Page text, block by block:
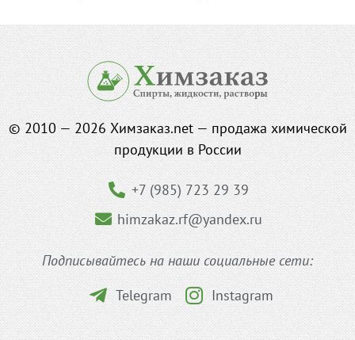
© 2010 — 2026 Химзаказ.net — продажа химической
продукции в России
+7 (985) 723 29 39
himzakaz.rf@yandex.ru
Подписывайтесь на наши социальные сети:
Telegram
Instagram